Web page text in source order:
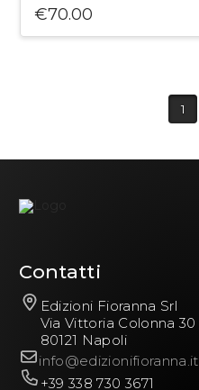
€70.00
1
Contatti
Edizioni Fioranna Srl
Via Vittoria Colonna 30
80121 Napoli
info@edizionifioranna.it
+39 338 730 3671